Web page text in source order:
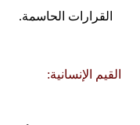
القرارات الحاسمة.
القيم الإنسانية: